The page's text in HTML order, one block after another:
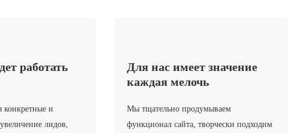
работать
конкретные и
лидов,
Для нас имеет значение
каждая мелочь
Мы тщательно продумываем
функционал сайта, творчески подходим